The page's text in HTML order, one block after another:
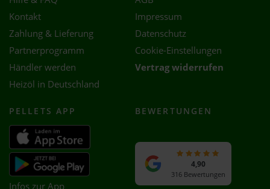
Kontakt
Zahlung & Lieferung
Partnerprogramm
Händler werden
Heizöl in Deutschland
Impressum
Datenschutz
Cookie-Einstellungen
Vertrag widerrufen
PELLETS APP
Infos zur App
BEWERTUNGEN
4,90
316 Bewertungen